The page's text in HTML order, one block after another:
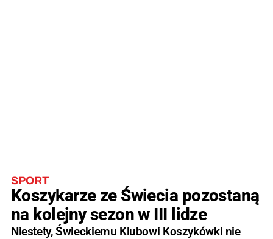
SPORT
Koszykarze ze Świecia pozostaną
na kolejny sezon w III lidze
Niestety, Świeckiemu Klubowi Koszykówki nie